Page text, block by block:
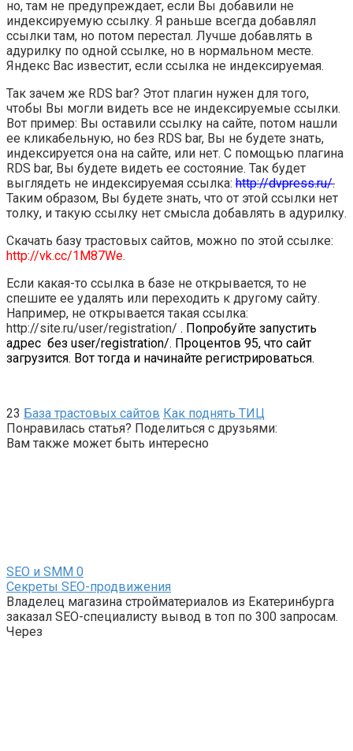
но, там не предупреждает, если Вы добавили не
индексируемую ссылку. Я раньше всегда добавлял
ссылки там, но потом перестал. Лучше добавлять в
адурилку по одной ссылке, но в нормальном месте.
Яндекс Вас известит, если ссылка не индексируемая.
Так зачем же RDS bar? Этот плагин нужен для того,
чтобы Вы могли видеть все не индексируемые ссылки.
Вот пример: Вы оставили ссылку на сайте, потом нашли
ее кликабельную, но без RDS bar, Вы не будете знать,
индексируется она на сайте, или нет. С помощью плагина
RDS bar, Вы будете видеть ее состояние. Так будет
выглядеть не индексируемая ссылка: http://dvpress.ru/.
Таким образом, Вы будете знать, что от этой ссылки нет
толку, и такую ссылку нет смысла добавлять в адурилку.
Скачать базу трастовых сайтов, можно по этой ссылке:
http://vk.cc/1M87We.
Если какая-то ссылка в базе не открывается, то не
спешите ее удалять или переходить к другому сайту.
Например, не открывается такая ссылка:
http://site.ru/user/registration/ . Попробуйте запустить
адрес без user/registration/. Процентов 95, что сайт
загрузится. Вот тогда и начинайте регистрироваться.
23 База трастовых сайтов Как поднять ТИЦ
Понравилась статья? Поделиться с друзьями:
Вам также может быть интересно
SEO и SMM 0
Секреты SEO-продвижения
Владелец магазина стройматериалов из Екатеринбурга
заказал SEO-специалисту вывод в топ по 300 запросам.
Через